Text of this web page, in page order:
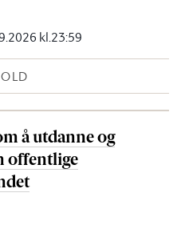
kl.23:59
å utdanne og
offentlige